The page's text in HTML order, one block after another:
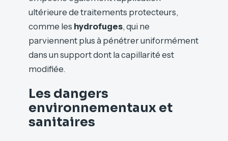
ultérieure de traitements protecteurs,
comme les hydrofuges, qui ne
parviennent plus à pénétrer uniformément
dans un support dont la capillarité est
modifiée.
Les dangers
environnementaux et
sanitaires